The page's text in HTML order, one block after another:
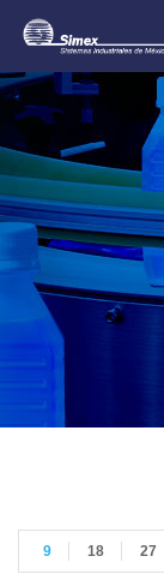
9 18 27